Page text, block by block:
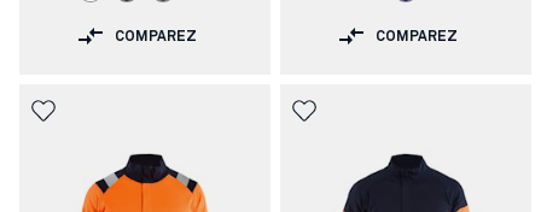
COMPAREZ COMPAREZ